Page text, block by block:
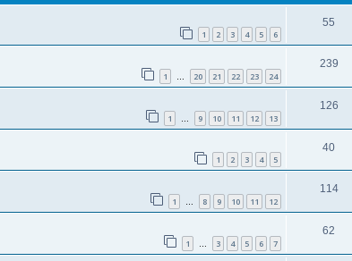
1 2 3 4 5 6
55
1 … 20 21 22 23 24
239
1 … 9 10 11 12 13
126
1 2 3 4 5
40
1 … 8 9 10 11 12
114
1 … 3 4 5 6 7
62